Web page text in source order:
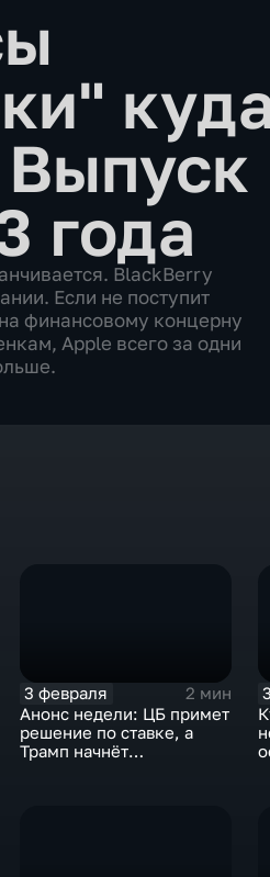
Выпуск
года
BlackBerry
Если не поступит
финансовому концерну
Apple всего за одни
3 февраля
2 мин
Анонс недели: ЦБ примет
решение по ставке, а
Трамп начнёт